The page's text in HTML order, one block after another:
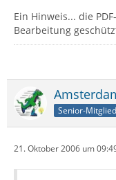
Ein Hinweis... die
Bearbeitung
Senior-Mitglied
21. Oktober 2006 um